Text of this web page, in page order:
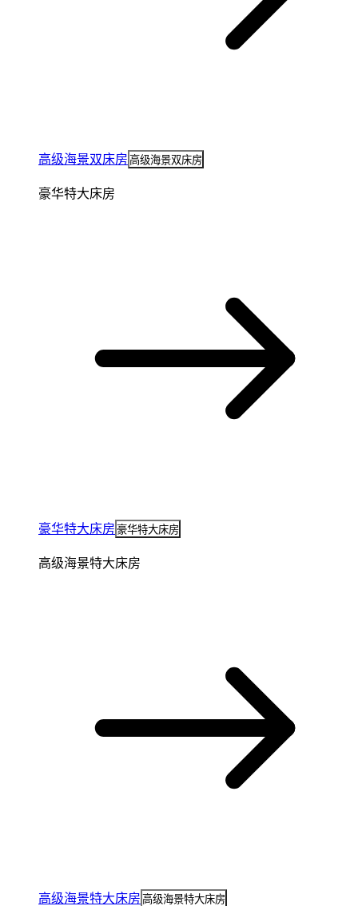
高级海景双床房 高级海景双床房
豪华特大床房
豪华特大床房 豪华特大床房
高级海景特大床房
高级海景特大床房 高级海景特大床房